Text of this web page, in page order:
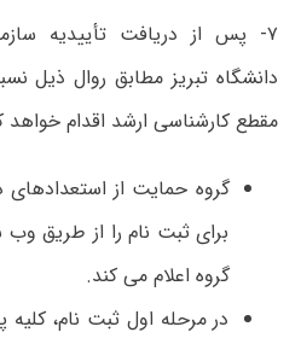
۷- پس از دریافت تأییدیه
دانشگاه تبریز مطابق روال ذیل
مقطع کارشناسی ارشد اقدام خواهد
گروه حمایت از استعدادهای
برای ثبت نام را از طریق
گروه اعلام می کند.
در مرحله اول ثبت نام،